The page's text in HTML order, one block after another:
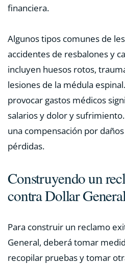
financiera.
Algunos tipos comunes de
accidentes de resbalones y
incluyen huesos rotos,
lesiones de la médula
provocar gastos médicos
salarios y dolor y
una compensación por
pérdidas.
Construyendo un
contra Dollar
Para construir un reclamo
General, deberá tomar
recopilar pruebas y tomar